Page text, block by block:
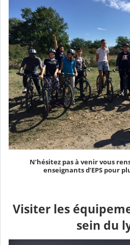
N’hésitez pas à venir vous
enseignants d’EPS pour
Visiter les
sein du